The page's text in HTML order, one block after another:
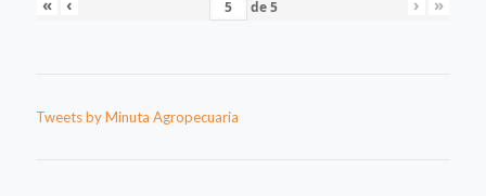
« ‹ de5 › »
Tweets by Minuta Agropecuaria